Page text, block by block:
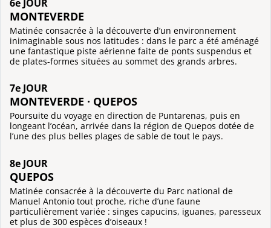
6e JOUR
MONTEVERDE
Matinée consacrée à la découverte d’un environnement
inimaginable sous nos latitudes : dans le parc a été aménagé
une fantastique piste aérienne faite de ponts suspendus et
de plates-formes situées au sommet des grands arbres.
7e JOUR
MONTEVERDE · QUEPOS
Poursuite du voyage en direction de Puntarenas, puis en
longeant l’océan, arrivée dans la région de Quepos dotée de
l’une des plus belles plages de sable de tout le pays.
8e JOUR
QUEPOS
Matinée consacrée à la découverte du Parc national de
Manuel Antonio tout proche, riche d’une faune
particulièrement variée : singes capucins, iguanes, paresseux
et plus de 300 espèces d’oiseaux !